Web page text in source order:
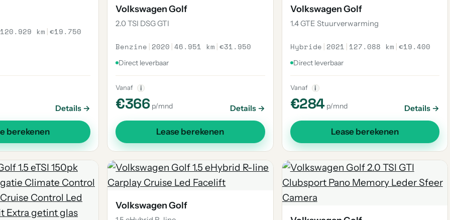
120.929 km |€19.750
Details →
berekenen
Volkswagen Golf
2.0 TSI DSG GTI
Benzine | 2020 |46.951 km |€31.950
Direct leverbaar
Vanaf i
€366 p/mnd Details →
Lease berekenen
Volkswagen Golf
1.4 GTE Stuurverwarming
Hybride | 2021 | 127.088 km |€19.400
Direct leverbaar
Vanaf i
€284 p/mnd Details →
Lease berekenen
Volkswagen Golf